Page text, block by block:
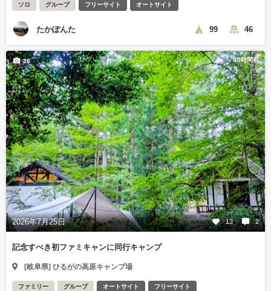
ソロ グループ フリーサイト オートサイト
たかぽんた 99 46
10時間前
2026年7月25日 13 2
26
記念すべき初ファミキャンに同行キャンプ
[岐阜県] ひるがの高原キャンプ場
ファミリー グループ オートサイト フリーサイト